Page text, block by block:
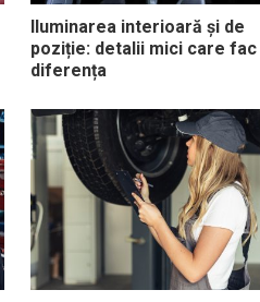
Iluminarea interioară și de
poziție: detalii mici care fac
diferența